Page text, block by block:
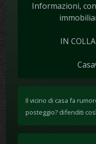
Informazioni,
IN
Il vicino di casa fa
posteggio? difenditi così